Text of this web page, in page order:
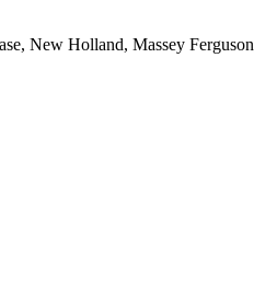
New Holland, Massey